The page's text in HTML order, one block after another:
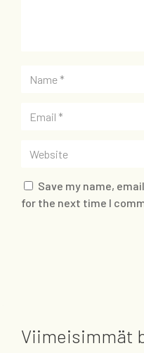
Save my name,
for the next time I
Viimeisimmät